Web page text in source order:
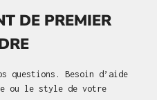
DE PREMIER
questions. Besoin d’aide
ou le style de votre